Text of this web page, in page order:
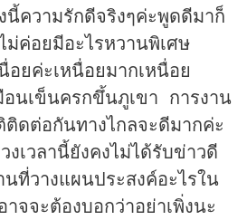
ความรักดีจริงๆค่ะพูดดีมาก็
ม่ค่อยมีอะไรหวานพิเศษ
ยค่ะเหนื่อยมากเหนื่อย
อนเข็นครกขึ้นภูเขา การงาน
ดต่อกันทางไกลจะดีมากค่ะ
เวลานี้ยังคงไม่ได้รับข่าวดี
ที่วางแผนประสงค์อะไรใน
าจจะต้องบอกว่าอย่าเพิ่งนะ